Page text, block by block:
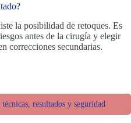
la posibilidad de retoques. Es
antes de la cirugía y elegir
correcciones secundarias.
resultados y seguridad